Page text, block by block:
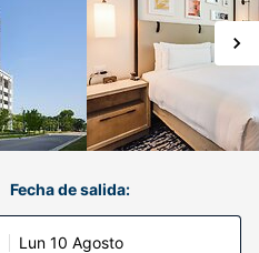
Fecha de salida:
Lun 10 Agosto